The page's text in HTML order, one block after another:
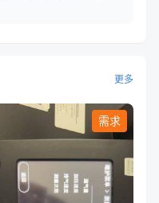
更多
需求